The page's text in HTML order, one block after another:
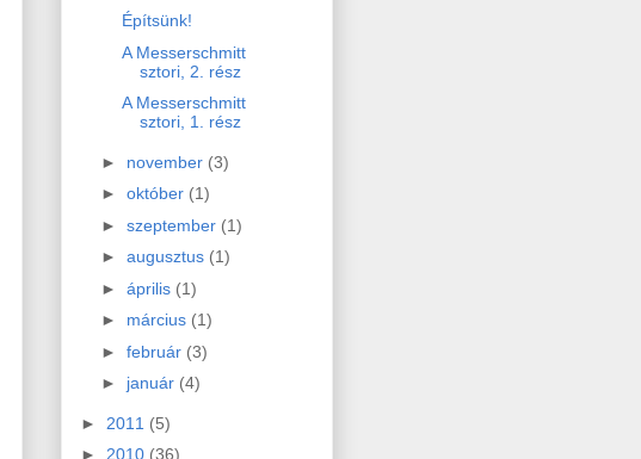
Építsünk!
A Messerschmitt
sztori, 2. rész
A Messerschmitt
sztori, 1. rész
► november (3)
► október (1)
► szeptember (1)
► augusztus (1)
► április (1)
► március (1)
► február (3)
► január (4)
► 2011 (5)
► 2010 (36)